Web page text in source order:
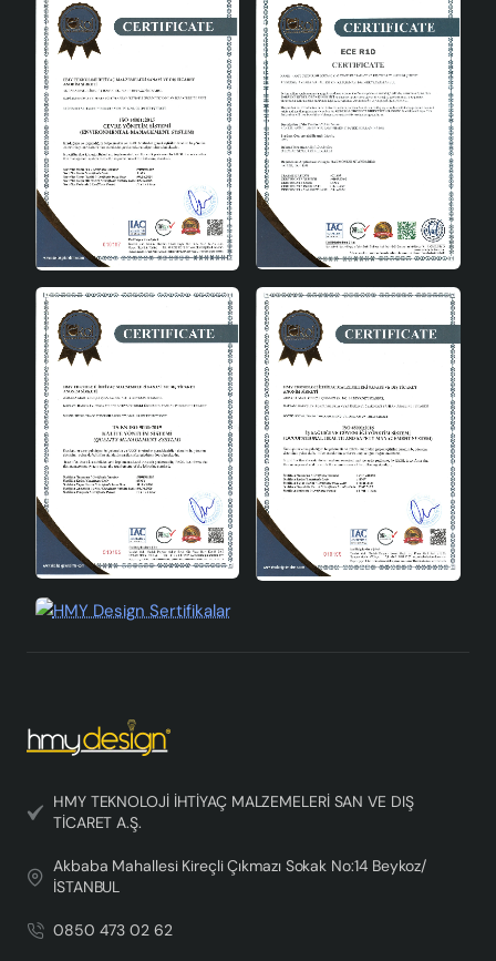
Fark Yaratın
İç mekan dekorasyonunda aydınlatmanın gücünü hafife
almayın. İskandinav Tarzı Yapraklı Avize, sade ve şık
tasarımı ile evinize farklı bir boyut kazandırır. Doğal ahşap
malzemesi ve modern çizgileri ile bu avize, hem işlevsel
hem de estetik bir aydınlatma çözümü sunar.Bu avizeyi
tercih ederek, evinizde sıcak ve samimi bir atmosfer
yaratabilir, dekorasyonunuzu tamamlayabilirsiniz.
İskandinav tarzının sadeliği ve doğallığı ile mekanınıza
zarafet katarken, modern tasarımı ile de göz doldurur.
Evinizin her köşesinde etkileyici bir aydınlatma deneyimi
sunan İskandinav Tarzı Yapraklı Avize ile aydınlatmanın
keyfini çıkarın.
HMY TEKNOLOJİ İHTİYAÇ MALZEMELERİ SAN VE DIŞ
TİCARET A.Ş.
Akbaba Mahallesi Kireçli Çıkmazı Sokak No:14 Beykoz/
İSTANBUL
0850 473 02 62